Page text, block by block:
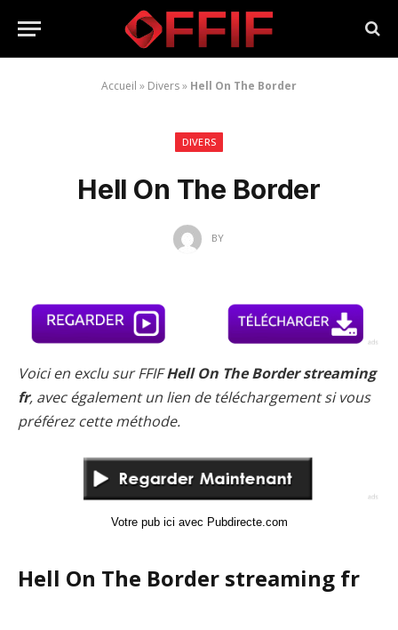
Accueil » Divers» Hell On The Border
DIVERS
Hell On The Border
BY
Voici en exclu sur FFIFHell On The Border streaming
fr, avec également un lien de téléchargement si vous
préférez cette méthode.
Votre pub ici avec Pubdirecte.com
Hell On The Border streaming fr